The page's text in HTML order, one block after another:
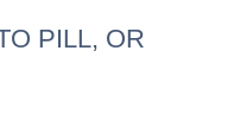
PILL, OR